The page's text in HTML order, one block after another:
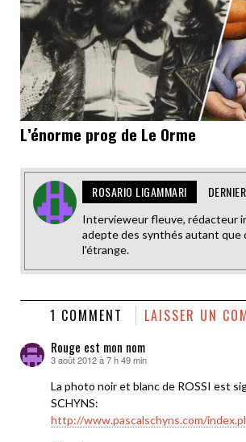
L’énorme prog de Le Orme
ROSARIO LIGAMMARI
Intervieweur fleuve, rédacteur
adepte des synthés autant que
l'étrange.
1 COMMENT LAISSER UN
Rouge est mon nom
dit :
3 août 2012 à 7 h 49 min
La photo noir et blanc de ROSSI est
SCHYNS:
http://www.pascalschyns.com/